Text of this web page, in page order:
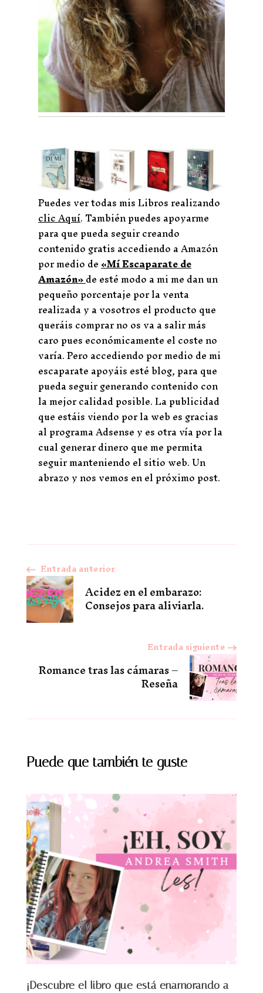
Puedes ver todas mis Libros realizando
clic Aquí. También puedes apoyarme
para que pueda seguir creando
contenido gratis accediendo a Amazón
por medio de«Mí Escaparate de
Amazón»de esté modo a mi me dan un
pequeño porcentaje por la venta
realizada y a vosotros el producto que
queráis comprar no os va a salir más
caro pues económicamente el coste no
varía. Pero accediendo por medio de mi
escaparate apoyáis esté blog, para que
pueda seguir generando contenido con
la mejor calidad posible. La publicidad
que estáis viendo por la web es gracias
al programa Adsense y es otra vía por la
cual generar dinero que me permita
seguir manteniendo el sitio web. Un
abrazo y nos vemos en el próximo post.
Navegación
de
entradas
Entrada anterior
Acidez en el embarazo:
Consejos para aliviarla.
Entrada siguiente
Romance tras las cámaras –
Reseña
Puede que también te guste
¡Descubre el libro que está enamorando a